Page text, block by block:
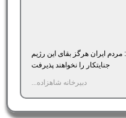
مردم ایران هرگز بقای این رژیم
جنایتکار را نخواهند پذیرفت
دبیرخانه شاهزاده...